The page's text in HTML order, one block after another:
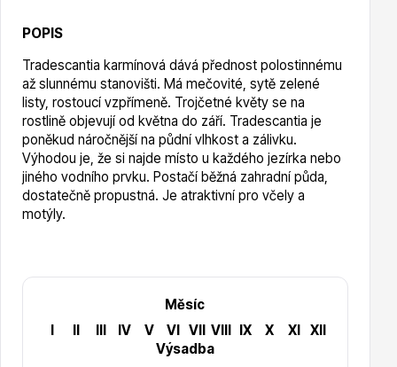
Nářadí, příslušenství
POPIS
Tradescantia karmínová dává přednost polostinnému
až slunnému stanovišti. Má mečovité, sytě zelené
listy, rostoucí vzpřímeně. Trojčetné květy se na
rostlině objevují od května do září. Tradescantia je
poněkud náročnější na půdní vlhkost a zálivku.
Výhodou je, že si najde místo u každého jezírka nebo
jiného vodního prvku. Postačí běžná zahradní půda,
dostatečně propustná. Je atraktivní pro včely a
motýly.
Měsíc
I
II III IV V VI VII VIII IX X XI
XII
Výsadba